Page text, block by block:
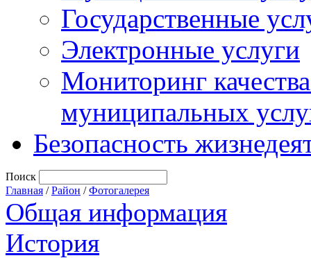
Государственные
Электронные услуги
Мониторинг
муниципальных
Безопасность
Поиск
Главная /Район /Фотогалерея
Общая информация
История